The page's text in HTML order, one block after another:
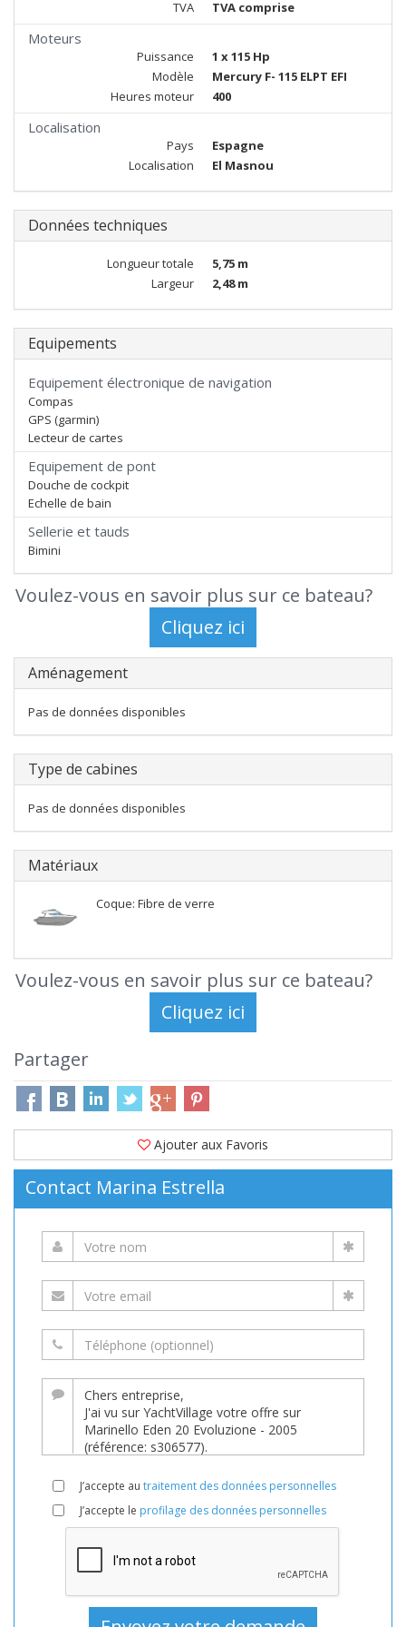
TVA TVA comprise
Moteurs
Puissance
1 x 115 Hp
Modèle
Mercury F- 115 ELPT EFI
Heures moteur
400
Localisation
Pays
Espagne
Localisation
El Masnou
Données techniques
Longueur totale
5,75 m
Largeur
2,48 m
Equipements
Equipement électronique de navigation
Compas
GPS (garmin)
Lecteur de cartes
Equipement de pont
Douche de cockpit
Echelle de bain
Sellerie et tauds
Bimini
Voulez-vous en savoir plus sur ce bateau?
Aménagement
Pas de données disponibles
Type de cabines
Pas de données disponibles
Matériaux
Coque: Fibre de verre
Voulez-vous en savoir plus sur ce bateau?
Partager
Ajouter aux Favoris
Contact Marina Estrella
J’accepte au traitement des données personnelles
J’accepte le profilage des données personnelles